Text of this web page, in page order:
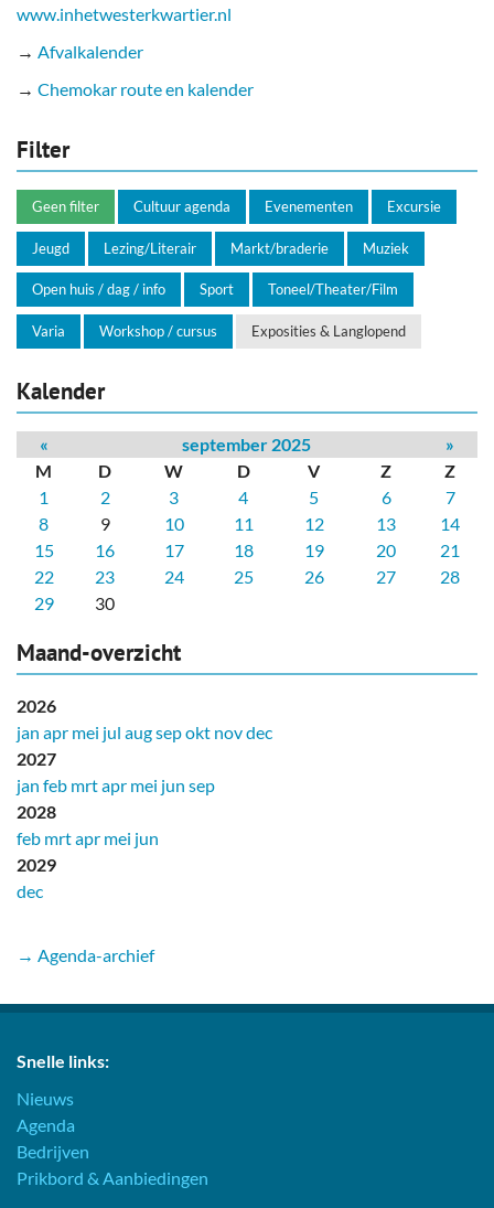
www.inhetwesterkwartier.nl
→ Afvalkalender
→ Chemokar route en kalender
Filter
Geen filter Cultuur agenda Evenementen Excursie
Jeugd Lezing/Literair Markt/braderie Muziek
Open huis / dag / info Sport Toneel/Theater/Film
Varia Workshop / cursus Exposities & Langlopend
Kalender
« september 2025
»
M
D W D V Z
Z
1
2 3 4 5 6
7
8
9 10 11 12 13
14
15
16 17 18 19 20
21
22
23 24 25 26 27
28
29
30
Maand-overzicht
2026
jan apr mei jul augsepokt novdec
2027
jan feb mrtapr mei jun sep
2028
feb mrtapr mei jun
2029
dec
→ Agenda-archief
Snelle links:
Nieuws
Agenda
Bedrijven
Prikbord & Aanbiedingen